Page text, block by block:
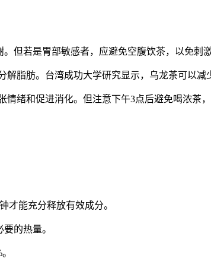
但若是胃部敏感者，应避免空腹饮茶，以免刺激
脂肪。台湾成功大学研究显示，乌龙茶可以
情绪和促进消化。但注意下午3点后避免喝浓茶，
才能充分释放有效成分。
的热量。